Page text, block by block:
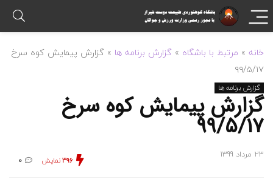
خانه » مرتبط با باشگاه » گزارش برنامه ها » گزارش پیمایش کوه سرخ
۹۹/۵/۱۷
گزارش برنامه ها
گزارش پیمایش کوه سرخ
۹۹/۵/۱۷
23 مرداد 1399 396نمایش 0